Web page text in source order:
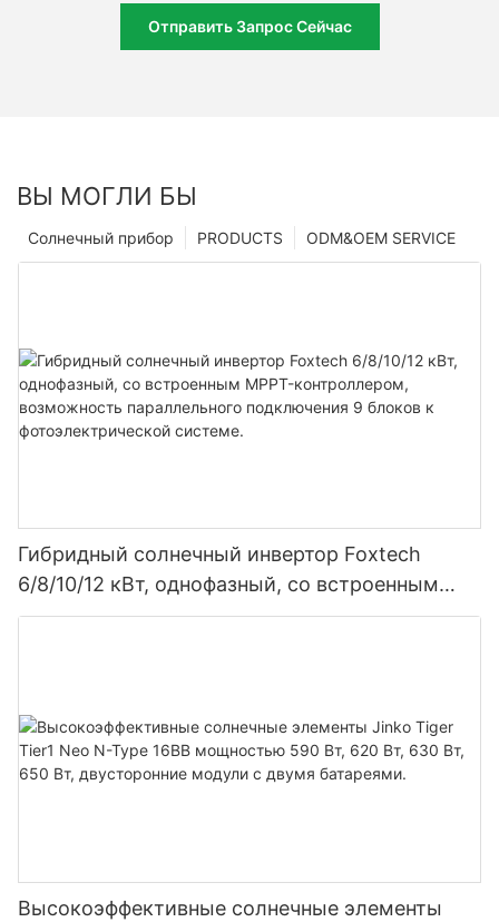
Отправить Запрос Сейчас
ВЫ МОГЛИ БЫ
ODM&OEM SERVICE
PRODUCTS
Солнечный прибор
Гибридный солнечный инвертор Foxtech
6/8/10/12 кВт, однофазный, со встроенным
MPPT-контроллером, возможность
Высокоэффективные солнечные элементы